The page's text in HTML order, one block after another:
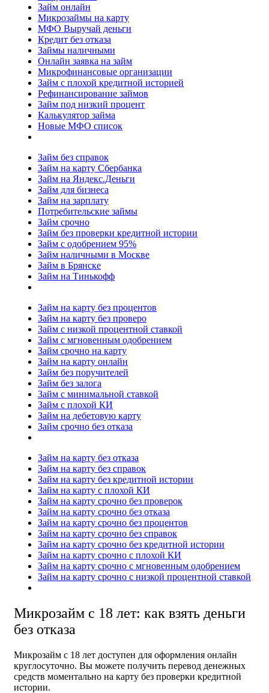
Займ онлайн
Микрозаймы на карту
МФО Выручай деньги
Кредит без отказа
Займы наличными
Онлайн заявка на займ
Микрофинансовые организации
Займ с плохой кредитной историей
Рефинансирование займов
Займ под низкий процент
Калькулятор займа
Новые МФО список
Займ без справок
Займ на карту Сбербанка
Займ на Яндекс.Деньги
Займ для бизнеса
Займ на зарплату
Потребительские займы
Займ срочно
Займ без проверки кредитной истории
Займ с одобрением 95%
Займ наличными в Москве
Займ в Брянске
Займ на Тинькофф
Займ на карту без процентов
Займ на карту без проверо
Займ с низкой процентной ставкой
Займ с мгновенным одобрением
Займ срочно на карту
Займ на карту онлайн
Займ без поручителей
Займ без залога
Займ с минимальной ставкой
Займ с плохой КИ
Займ на дебетовую карту
Займ срочно без отказа
Займ на карту без отказа
Займ на карту без справок
Займ на карту без кредитной истории
Займ на карту с плохой КИ
Займ на карту срочно без проверок
Займ на карту срочно без отказа
Займ на карту срочно без процентов
Займ на карту срочно без справок
Займ на карту срочно без кредитной истории
Займ на карту срочно с плохой КИ
Займ на карту срочно с мгновенным одобрением
Займ на карту срочно с низкой процентной ставкой
Микрозайм с 18 лет: как взять деньги
без отказа
Микрозайм с 18 лет доступен для оформления онлайн
круглосуточно. Вы можете получить перевод денежных
средств моментально на карту без проверки кредитной
истории.